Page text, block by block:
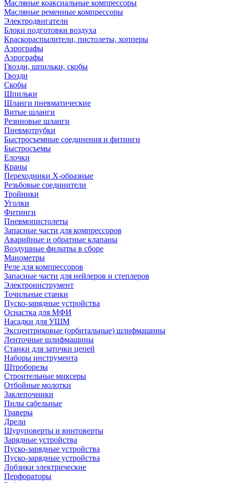
Масляные коаксиальные компрессоры
Масляные ременные компрессоры
Электродвигатели
Блоки подготовки воздуха
Краскораспылители, пистолеты, хопперы
Аэрографы
Аэрографы
Гвозди, шпильки, скобы
Гвозди
Скобы
Шпильки
Шланги пневматические
Витые шланги
Резиновые шланги
Пневмотрубки
Быстросъемные соединения и фитинги
Быстросъемы
Елочки
Краны
Переходники Х-образные
Резьбовые соединители
Тройники
Уголки
Фитинги
Пневмопистолеты
Запасные части для компрессоров
Аварийные и обратные клапаны
Воздушные фильтры в сборе
Манометры
Реле для компрессоров
Запасные части для нейлеров и степлеров
Электроинструмент
Точильные станки
Пуско-зарядные устройства
Оснастка для МФИ
Насадки для УШМ
Эксцентриковые (орбитальные) шлифмашины
Ленточные шлифмашины
Станки для заточки цепей
Наборы инструмента
Штроборезы
Строительные миксеры
Отбойные молотки
Заклепочники
Пилы сабельные
Граверы
Дрели
Шуруповерты и винтоверты
Зарядные устройства
Пуско-зарядные устройства
Пуско-зарядные устройства
Лобзики электрические
Перфораторы